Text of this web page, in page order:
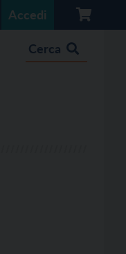
Accedi
Cerca